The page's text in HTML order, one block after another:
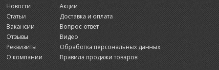
Новости
Статьи
Вакансии
Отзывы
Реквизиты
О компании
Акции
Доставка и оплата
Вопрос-ответ
Видео
Обработка персональных данных
Правила продажи товаров